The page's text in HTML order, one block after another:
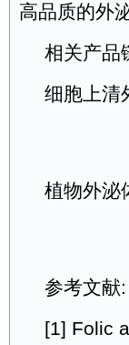
高品质的外
相关产品
细胞上清
植物外泌
参考文献:
[1] Folic